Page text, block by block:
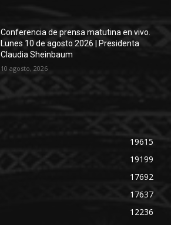
Conferencia de prensa matutina en vivo.
Lunes 10 de agosto 2026 | Presidenta
Claudia Sheinbaum
10 agosto, 2026
19615
19199
17692
17637
12236